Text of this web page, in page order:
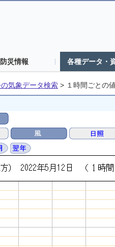
防災情報 各種データ・
気象データ検索 > １時間ごとの